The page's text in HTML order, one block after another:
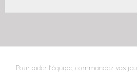
Pour aider l'équipe, commandez vos